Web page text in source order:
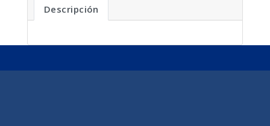
Descripción